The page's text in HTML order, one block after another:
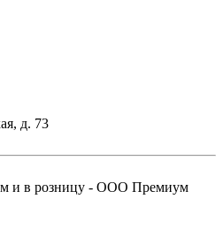
д. 73
и в розницу - ООО Премиум